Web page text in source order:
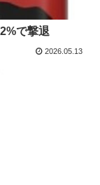
で撃退
2026.05.13